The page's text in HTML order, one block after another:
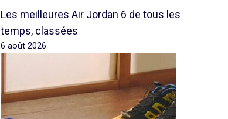
Les meilleures Air Jordan 6 de tous les
temps, classées
6 août 2026